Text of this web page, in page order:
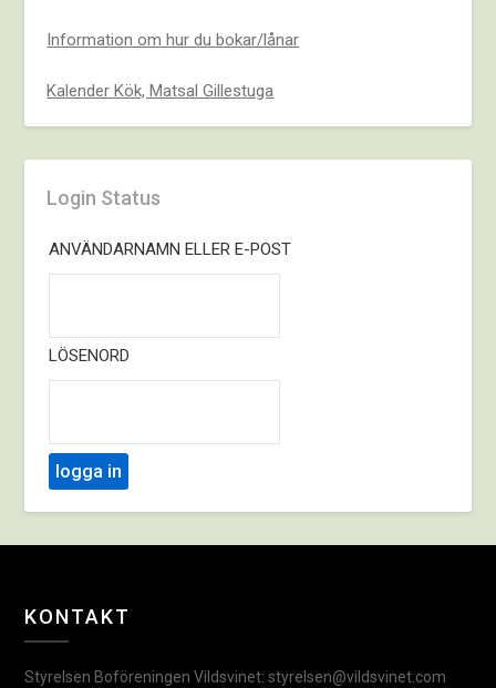
Information om hur du bokar/lånar
Kalender Kök, Matsal Gillestuga
Login Status
ANVÄNDARNAMN ELLER E-POST
LÖSENORD
KONTAKT
Styrelsen Boföreningen Vildsvinet: styrelsen@vildsvinet.com